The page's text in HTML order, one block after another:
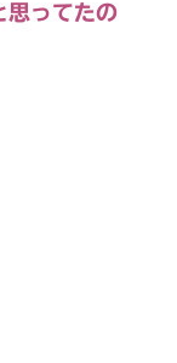
思ってたの